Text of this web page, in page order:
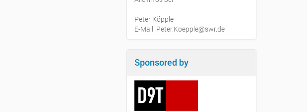
Peter Köpple
E-Mail: Peter.Koepple@swr.de
Sponsored by